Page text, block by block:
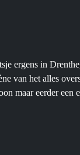
ergens in
van het alles
maar eerder een